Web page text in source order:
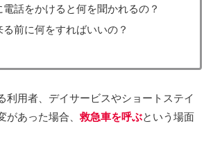
電話をかけると何を聞かれるの？
前に何をすればいいの？
利用者、デイサービスやショートステイ
があった場合、救急車を呼ぶという場面